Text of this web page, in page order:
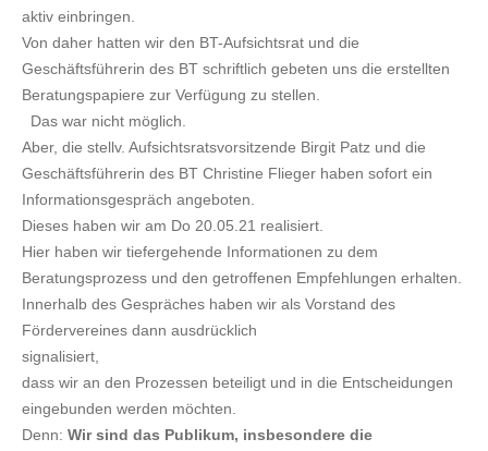
aktiv einbringen.
Von daher hatten wir den BT-Aufsichtsrat und die
Geschäftsführerin des BT schriftlich gebeten uns die erstellten
Beratungspapiere zur Verfügung zu stellen.
Das war nicht möglich.
Aber, die stellv. Aufsichtsratsvorsitzende Birgit Patz und die
Geschäftsführerin des BT Christine Flieger haben sofort ein
Informationsgespräch angeboten.
Dieses haben wir am Do 20.05.21 realisiert.
Hier haben wir tiefergehende Informationen zu dem
Beratungsprozess und den getroffenen Empfehlungen erhalten.
Innerhalb des Gespräches haben wir als Vorstand des
Fördervereines dann ausdrücklich
dass wir an den Prozessen beteiligt und in die Entscheidungen
eingebunden werden möchten.
Denn: Wir sind das Publikum, insbesondere die